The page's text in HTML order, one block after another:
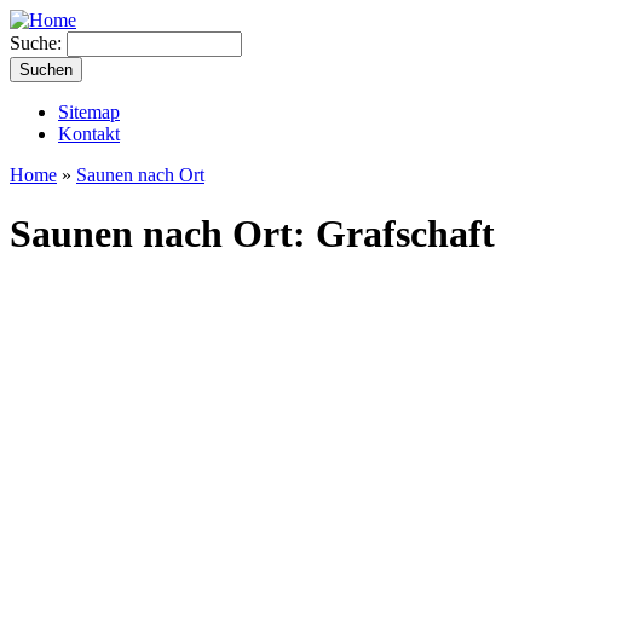
Suche:
Sitemap
Kontakt
Home » Saunen nach Ort
Saunen nach Ort: Grafschaft